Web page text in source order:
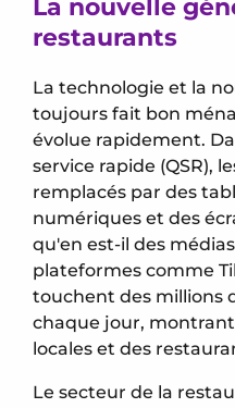
La nouvelle
restaurants
La technologie et la
toujours fait bon
évolue rapidement.
service rapide (QSR),
remplacés par des
numériques et des
qu'en est-il des
plateformes comme
touchent des millions
chaque jour,
locales et des
Le secteur de la